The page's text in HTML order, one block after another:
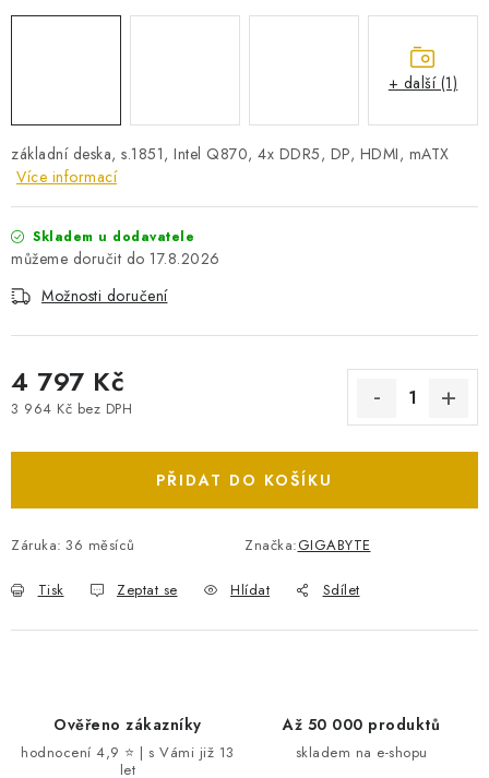
základní deska, s.1851, Intel Q870, 4x DDR5, DP, HDMI, mATX
Více informací
Skladem u dodavatele
17.8.2026
Možnosti doručení
4 797 Kč
3 964 Kč bez DPH
PŘIDAT DO KOŠÍKU
Záruka: 36 měsíců Značka:GIGABYTE
Tisk Zeptat se Hlídat Sdílet
+ další (1)
Ověřeno zákazníky
hodnocení 4,9 ⭐ | s Vámi již 13
let
Až 50 000 produktů
skladem na e-shopu